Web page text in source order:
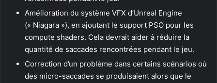
Amélioration du système VFX d’Unreal Engine
(« Niagara »), en ajoutant le support PSO pour les
compute shaders. Cela devrait aider à réduire la
quantité de saccades rencontrées pendant le jeu.
Correction d’un problème dans certains scénarios où
des micro-saccades se produisaient alors que le